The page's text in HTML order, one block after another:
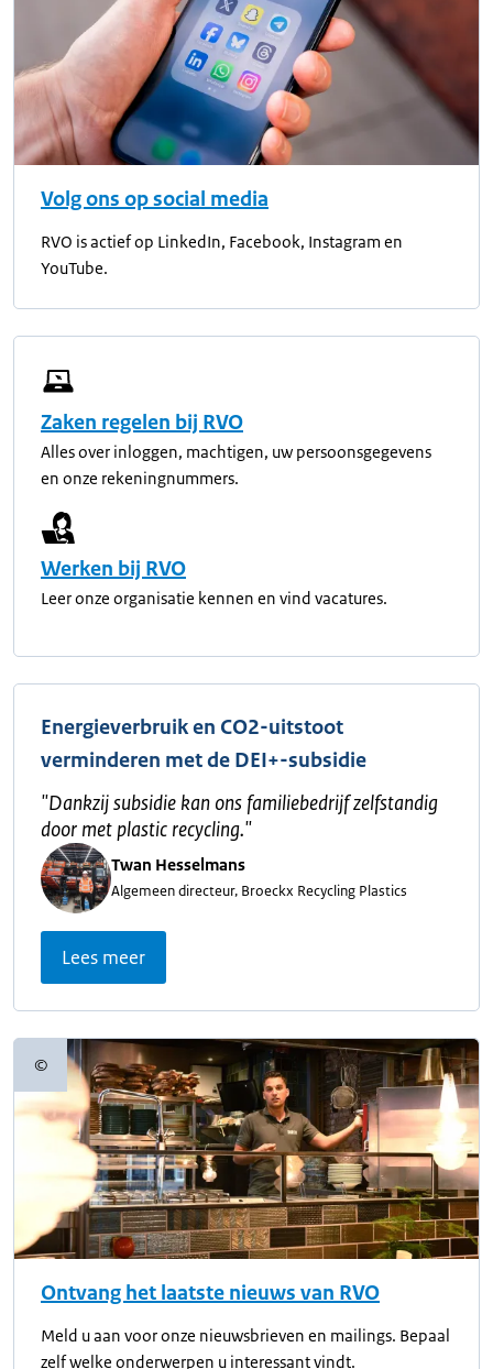
Volg ons op social media
RVO is actief op LinkedIn, Facebook, Instagram en
YouTube.
Zaken regelen bij RVO
Alles over inloggen, machtigen, uw persoonsgegevens
en onze rekeningnummers.
Werken bij RVO
Leer onze organisatie kennen en vind vacatures.
Energieverbruik en CO2-uitstoot
verminderen met de DEI+-subsidie
"Dankzij subsidie kan ons familiebedrijf zelfstandig
door met plastic recycling."
Twan Hesselmans
Algemeen directeur, Broeckx Recycling Plastics
Lees meer
©Copyrightinformatie
Ontvang het laatste nieuws van RVO
Meld u aan voor onze nieuwsbrieven en mailings. Bepaal
zelf welke onderwerpen u interessant vindt.